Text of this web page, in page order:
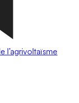
l’agrivoltaïsme